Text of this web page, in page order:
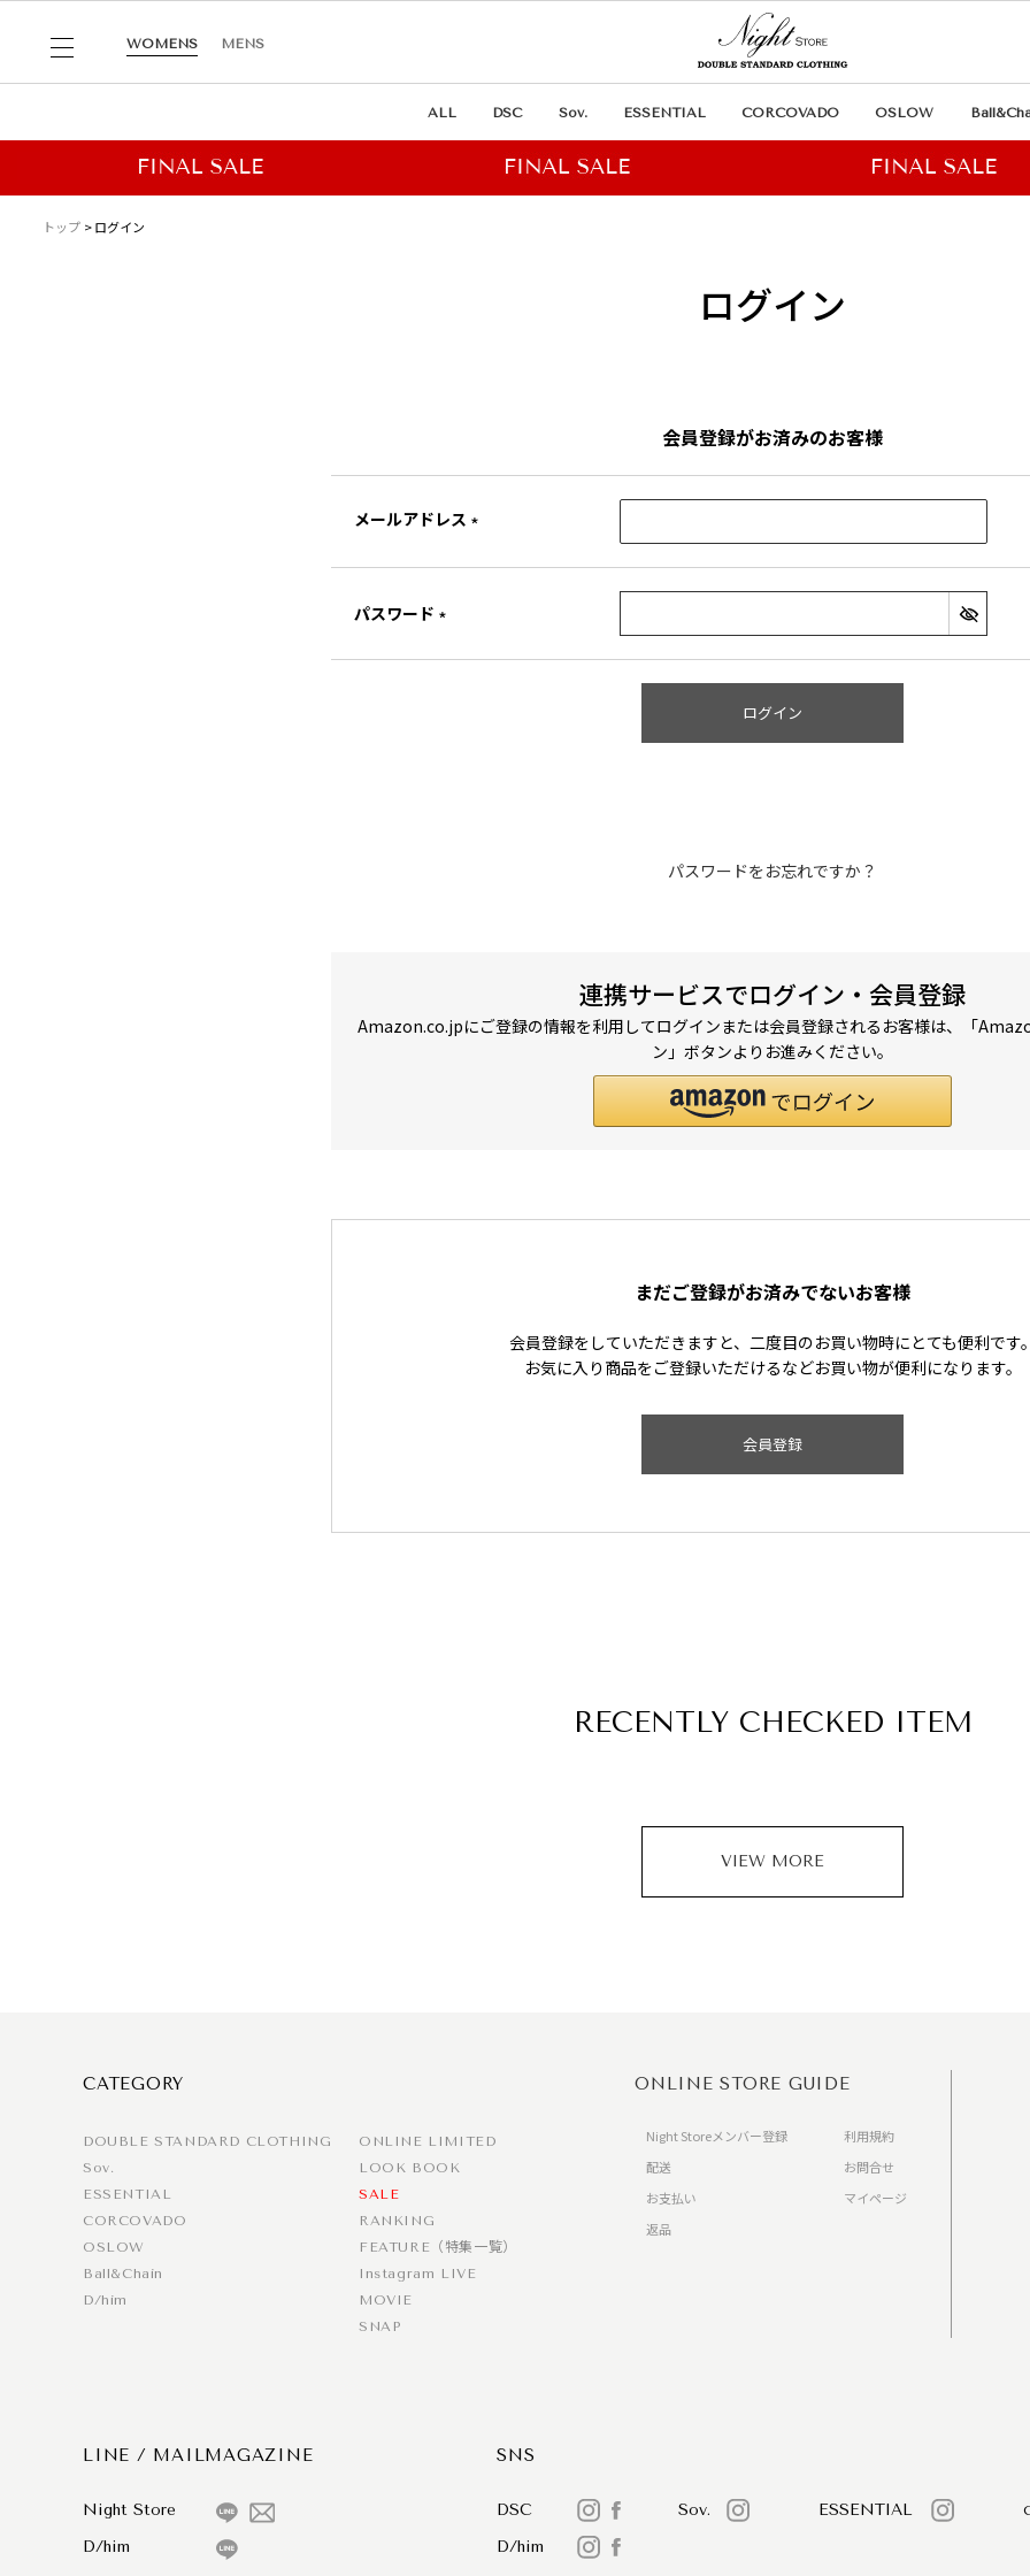
WOMENS MENS
ALL DSC Sov. ESSENTIAL CORCOVADO OSLOW
トップ ログイン
ログイン
会員登録がお済みのお客様
メールアドレス
パスワード
ログイン
パスワードをお忘れですか？
連携サービスでログイン・会員登録
Amazon.co.jpにご登録の情報を利用してログインまたは会員登録されるお客様は、「
ン」ボタンよりお進みください。
まだご登録がお済みでないお客様
会員登録をしていただきますと、二度目のお買い物時にとても便利です
お気に入り商品をご登録いただけるなどお買い物が便利になります。
会員登録
RECENTLY CHECKED ITEM
VIEW MORE
CATEGORY
DOUBLE STANDARD CLOTHING
Sov.
ESSENTIAL
CORCOVADO
OSLOW
Ball&Chain
D/him
ONLINE LIMITED
LOOK BOOK
SALE
RANKING
FEATURE（特集一覧）
Instagram LIVE
MOVIE
SNAP
ONLINE STORE GUIDE
Night Storeメンバー登録
配送
お支払い
返品
利用規約
お問合せ
マイページ
LINE / MAILMAGAZINE
Night Store
D/him
SNS
DSC Sov. ESSENTIAL
D/him